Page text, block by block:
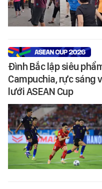
Đình Bắc lập siêu
Campuchia, rực sáng
lưới ASEAN Cup